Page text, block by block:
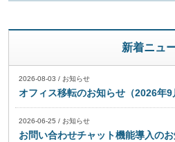
新着ニュ
2026-08-03 / お知らせ
オフィス移転のお知らせ（2026年9
2026-06-25 / お知らせ
お問い合わせチャット機能導入の